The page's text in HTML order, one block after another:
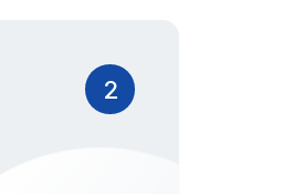
2